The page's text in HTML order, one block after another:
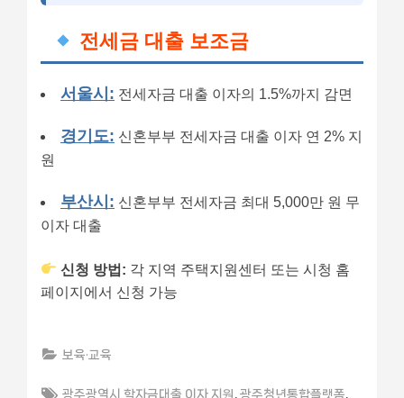
전세금 대출 보조금
서울시: 전세자금 대출 이자의 1.5%까지 감면
경기도: 신혼부부 전세자금 대출 이자 연 2% 지
원
부산시: 신혼부부 전세자금 최대 5,000만 원 무
이자 대출
신청 방법: 각 지역 주택지원센터 또는 시청 홈
페이지에서 신청 가능
보육·교육
Tags:
광주광역시 학자금대출 이자 지원 ,광주청년통합플랫폼